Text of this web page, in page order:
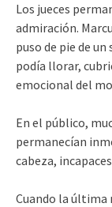
Los jueces
admiración.
puso de pie de
podía llorar,
emocional del
En el público,
permanecían
cabeza,
Cuando la última